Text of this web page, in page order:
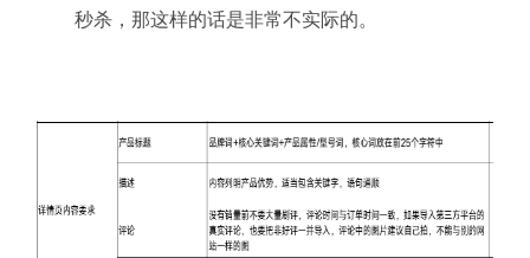
秒杀，那这样的话是非常不实际的。